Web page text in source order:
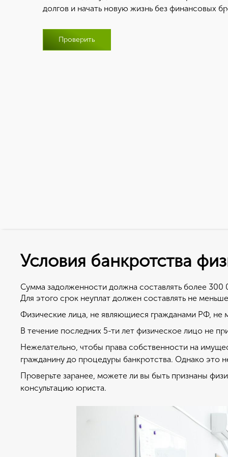
долгов и начать новую жизнь без финансовых
Проверить
В чем
Банкротство
подразумевает
Подавая
возможны
Полное списание
доходы равны
В любом случае
Как подать на
лицу?
Для признания банкротства физ.
ссылка на образец).
Заявление можно подать, как
подобными ситуациями.
В заявлении необходимо указать
есть то, почему вы не в состоянии
номера договоров, которые были
документы, подтверждающие
форме 2НДФЛ.
Далее необходимо пройти всю
Условия банкротства
Сумма задолженности должна составлять более 300
Для этого срок неуплат должен составлять не
Физические лица, не являющиеся гражданами РФ, не
В течение последних 5-ти лет физическое лицо не
Нежелательно, чтобы права собственности на
гражданину до процедуры банкротства. Однако это
Проверьте заранее, можете ли вы быть признаны
консультацию юриста.